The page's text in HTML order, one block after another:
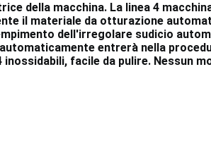
della macchina. La linea 4
il materiale da otturazione
dell'irregolare sudicio
entrerà nella
facile da pulire. Nessun